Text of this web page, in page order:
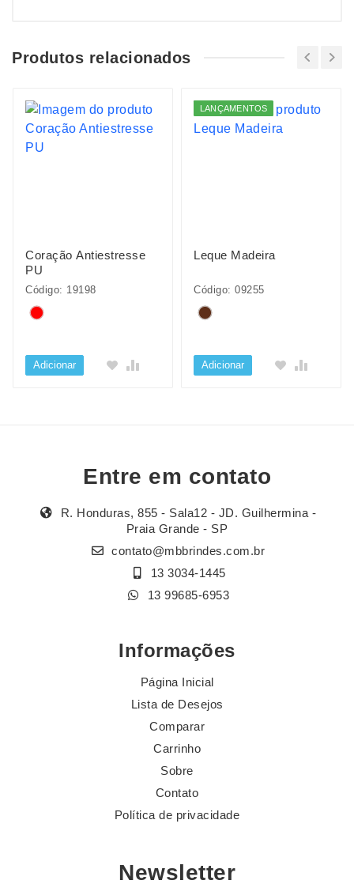
Produtos relacionados
Coração Antiestresse
PU
Código: 19198
Adicionar
LANÇAMENTOS
Leque Madeira
Código: 09255
Adicionar
Entre em contato
R. Honduras, 855 - Sala12 - JD. Guilhermina -
Praia Grande - SP
contato@mbbrindes.com.br
13 3034-1445
13 99685-6953
Informações
Página Inicial
Lista de Desejos
Comparar
Carrinho
Sobre
Contato
Política de privacidade
Newsletter